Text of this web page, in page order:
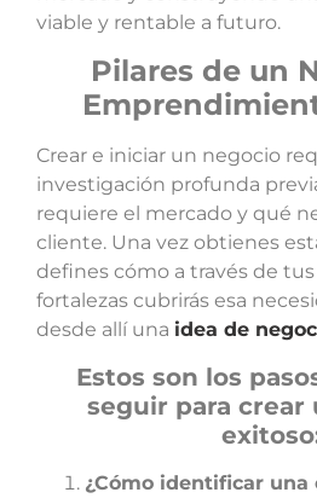
viable y rentable a futuro.
Pilares de un
Crear e iniciar un negocio
investigación profunda
requiere el mercado y qué
cliente. Una vez obtienes
defines cómo a través de
fortalezas cubrirás esa
desde allí una idea de
Estos son los
seguir para crear
¿Cómo identificar